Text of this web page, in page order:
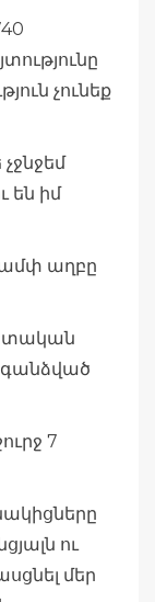
չունեք
են իմ
աղբը
7
ու
մեր